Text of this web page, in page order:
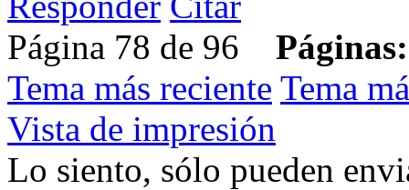
Página 78 de 96 Páginas:
Tema más reciente Tema
Vista de impresión
Lo siento, sólo pueden